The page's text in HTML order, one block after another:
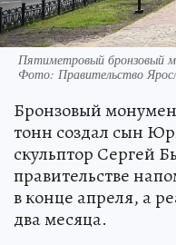
Пятиметровый бронзовый
Фото: Правительство
Бронзовый
тонн создал сын
скульптор Сергей
правительстве
в конце апреля, а
два месяца.